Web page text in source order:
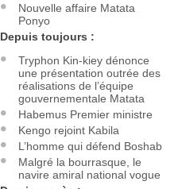
Nouvelle affaire Matata
Ponyo
Depuis toujours :
Tryphon Kin-kiey dénonce
une présentation outrée des
réalisations de l’équipe
gouvernementale Matata
Habemus Premier ministre
Kengo rejoint Kabila
L’homme qui défend Boshab
Malgré la bourrasque, le
navire amiral national vogue